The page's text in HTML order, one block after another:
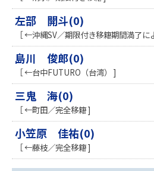
左部 開斗(0)
［ ←沖縄SV／期限付き移籍期間満了に
島川 俊郎(0)
［ ←台中FUTURO（台湾） ]
三鬼 海(0)
［ ←町田／完全移籍 ]
小笠原 佳祐(0)
［ ←藤枝／完全移籍 ]